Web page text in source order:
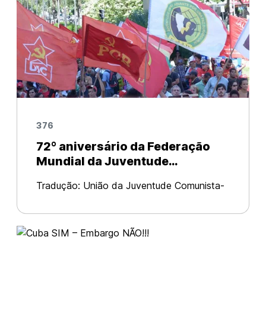
376
72º aniversário da Federação
Mundial da Juventude
Tradução: União da Juventude Comunista-
período difícil e sob as condições hostis da
segunda guerra mundial, a juventude